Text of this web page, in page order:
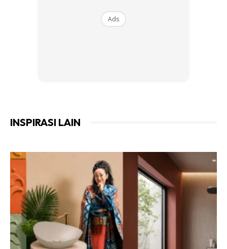
sahaja. Dari membaca, melakukan rutin yoga atau hanya
yang berhibernasi.
Ads
INSPIRASI LAIN